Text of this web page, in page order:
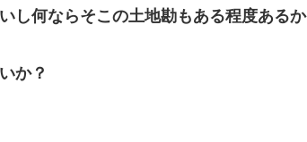
し何ならそこの土地勘もある程度あるか
か？